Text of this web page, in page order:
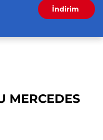
İndirim
MERCEDES